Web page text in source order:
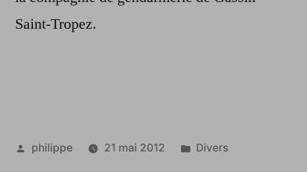
Saint-Tropez.
Publié
philippe 21 mai 2012
Publié
Divers